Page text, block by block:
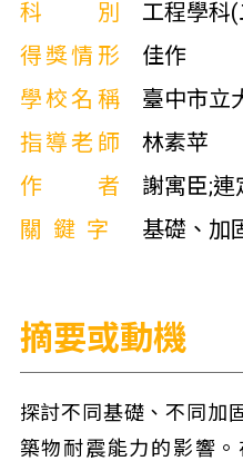
科別
工程學科
得獎情形
佳作
學校名稱
臺中市立
指導老師
林素苹
作者
謝寓臣;連
關鍵字
基礎、加
摘要或動機
探討不同基礎、不同加
築物耐震能力的影響